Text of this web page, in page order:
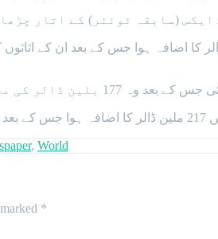
ایکس (سابقہ ٹوئٹر) کے اتار
, World
*